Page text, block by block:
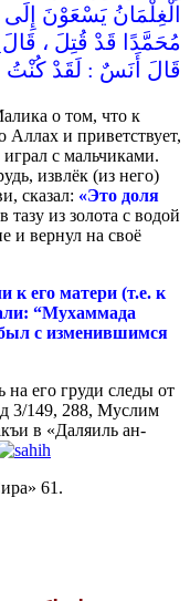
الْغِلْمَانُ يَسْعَوْنَ
مُحَمَّدًا قَدْ قُتِلَ ، قَالَ
قَالَ أَنَسٌ : لَقَدْ كُنْتُ
о том, что к
Аллах и приветствует,
с мальчиками.
извлёк (из него)
сказал: «Это доля
из золота с водой
и вернул на своё
к его матери (т.е. к
“Мухаммада
был с изменившимся
на его груди следы от
3/149, 288, Муслим
в «Даляиль ан-
61.